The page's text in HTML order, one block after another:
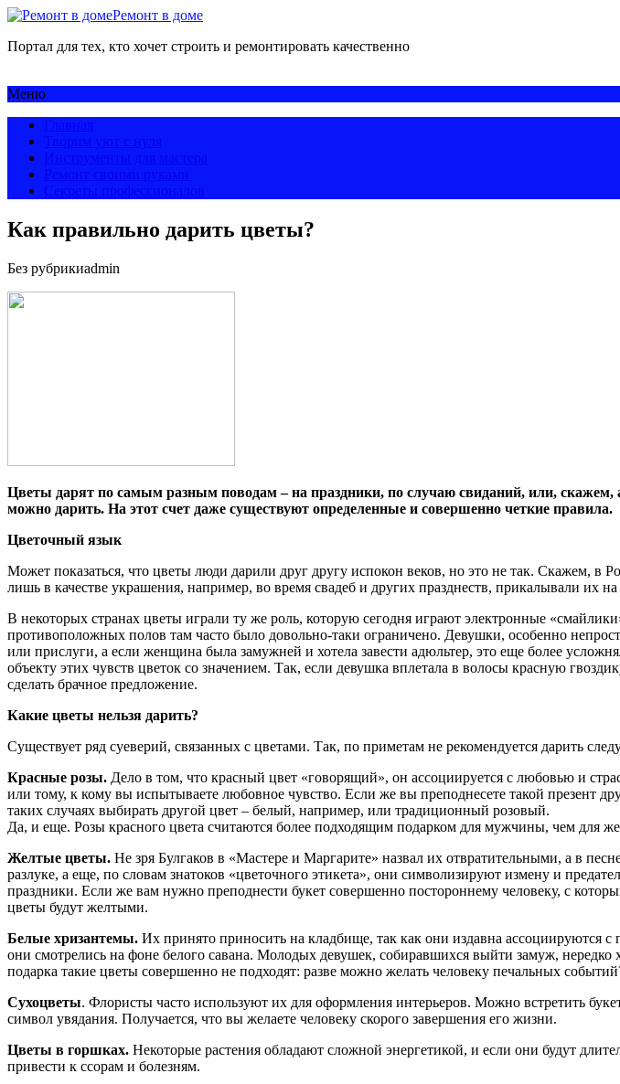
Ремонт в доме
Портал для тех, кто хочет строить и ремонтировать качественно
Меню
Как правильно дарить цветы?
Без рубрикиadmin
Цветы дарят по самым разным поводам – на праздники, по случаю свиданий, или, скажем,
можно дарить. На этот счет даже существуют определенные и совершенно четкие правила.
Цветочный язык
Может показаться, что цветы люди дарили друг другу испокон веков, но это не так. Скажем, в
лишь в качестве украшения, например, во время свадеб и других празднеств, прикалывали их
В некоторых странах цветы играли ту же роль, которую сегодня играют электронные
противоположных полов там часто было довольно-таки ограничено. Девушки, особенно
или прислуги, а если женщина была замужней и хотела завести адюльтер, это еще более
объекту этих чувств цветок со значением. Так, если девушка вплетала в волосы красную
сделать брачное предложение.
Какие цветы нельзя дарить?
Существует ряд суеверий, связанных с цветами. Так, по приметам не рекомендуется дарить
Красные розы. Дело в том, что красный цвет «говорящий», он ассоциируется с любовью и
или тому, к кому вы испытываете любовное чувство. Если же вы преподнесете такой презент
таких случаях выбирать другой цвет – белый, например, или традиционный розовый.
Да, и еще. Розы красного цвета считаются более подходящим подарком для мужчины, чем для
Желтые цветы. Не зря Булгаков в «Мастере и Маргарите» назвал их отвратительными, а в
разлуке, а еще, по словам знатоков «цветочного этикета», они символизируют измену и
праздники. Если же вам нужно преподнести букет совершенно постороннему человеку, с
цветы будут желтыми.
Белые хризантемы. Их принято приносить на кладбище, так как они издавна ассоциируются
они смотрелись на фоне белого савана. Молодых девушек, собиравшихся выйти замуж, нередко
подарка такие цветы совершенно не подходят: разве можно желать человеку печальных
Сухоцветы. Флористы часто используют их для оформления интерьеров. Можно встретить
символ увядания. Получается, что вы желаете человеку скорого завершения его жизни.
Цветы в горшках. Некоторые растения обладают сложной энергетикой, и если они будут
привести к ссорам и болезням.